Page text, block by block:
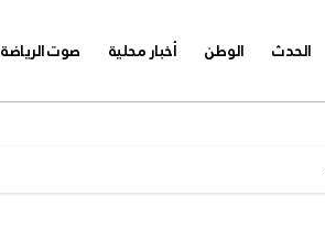
الحدث الوطن أخبار محلية صوت الرياضة